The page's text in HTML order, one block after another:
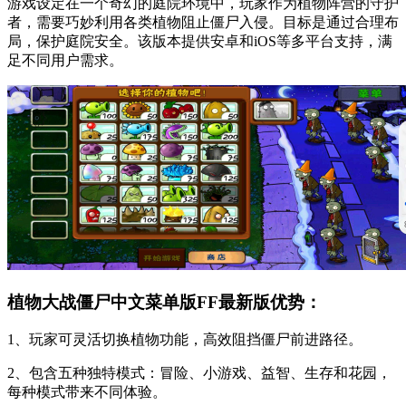
游戏设定在一个奇幻的庭院环境中，玩家作为植物阵营的守护
者，需要巧妙利用各类植物阻止僵尸入侵。目标是通过合理布
局，保护庭院安全。该版本提供安卓和iOS等多平台支持，满
足不同用户需求。
植物大战僵尸中文菜单版FF最新版优势：
1、玩家可灵活切换植物功能，高效阻挡僵尸前进路径。
2、包含五种独特模式：冒险、小游戏、益智、生存和花园，
每种模式带来不同体验。